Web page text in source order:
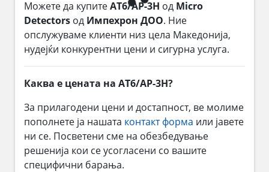
Можете да купитеAT6/AP-3H од Micro
Detectors од Импехрон ДОО. Ние
опслужуваме клиенти низ цела Македонија,
нудејќи конкурентни цени и сигурна услуга.
Каква е цената на AT6/AP-3H?
За прилагодени цени и достапност, ве молиме
пополнете ја нашата контакт форма или јавете
ни се. Посветени сме на обезбедување
решенија кои се усогласени со вашите
специфични барања.